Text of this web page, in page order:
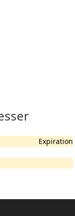
Expiration